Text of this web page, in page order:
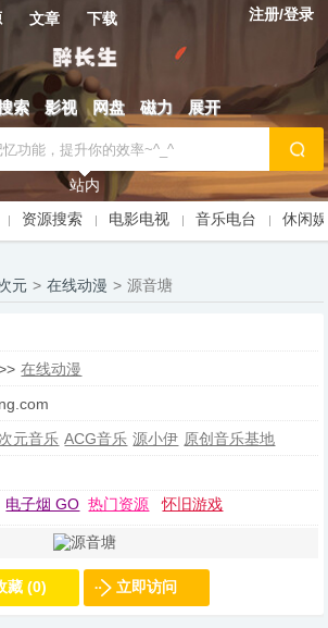
文章 下载 注册/登录
索 影视 网盘 磁力 展开
站内
资源搜索 电影电视 音乐电台 休闲
元 > 在线动漫 > 源音塘
在线动漫
元音乐 ACG音乐 源小伊 原创音乐基地
电子烟 GO 热门资源 怀旧游戏
藏 (0) 立即访问